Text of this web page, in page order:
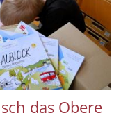
das Obere